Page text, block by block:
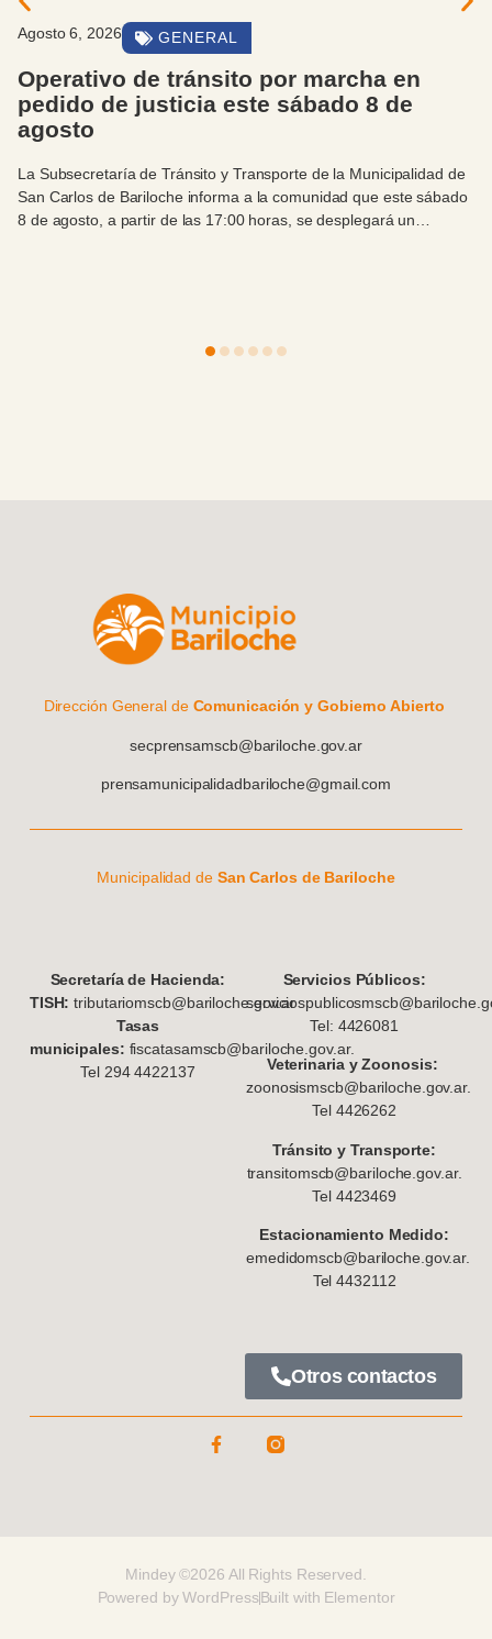
Agosto 6, 2026 GENERAL
Operativo de tránsito por marcha en
pedido de justicia este sábado 8 de
agosto
La Subsecretaría de Tránsito y Transporte de la Municipalidad de
San Carlos de Bariloche informa a la comunidad que este sábado
8 de agosto, a partir de las 17:00 horas, se desplegará un
Dirección General de Comunicación y Gobierno Abierto
secprensamscb@bariloche.gov.ar
prensamunicipalidadbariloche@gmail.com
Municipalidad deSan Carlos de Bariloche
Secretaría de Hacienda:
TISH: tributariomscb@bariloche.gov.ar
Tasas
municipales: fiscatasamscb@bariloche.gov.ar.
Tel 294 4422137
Servicios Públicos:
Tel: 4426081
Veterinaria y Zoonosis:
zoonosismscb@bariloche.gov.ar.
Tel 4426262
Tránsito y Transporte:
transitomscb@bariloche.gov.ar.
Tel 4423469
Estacionamiento Medido:
emedidomscb@bariloche.gov.ar.
Tel 4432112
Otros contactos
Mindey ©2026 All Rights Reserved.
Powered by WordPressBuilt with Elementor